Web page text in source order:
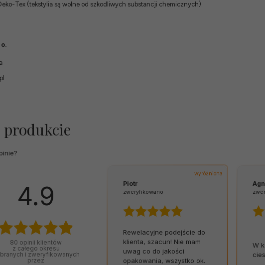
Tex (tekstylia są wolne od szkodliwych substancji chemicznych).
produkcie
4.9
80 opinii klientów
z całego okresu
i zweryfikowanych
przez
wyróżniona
Piotr
zweryfikowano
Rewelacyjne podejście do
klienta, szacun! Nie mam
uwag co do jakości
opakowania, wszystko ok.
W